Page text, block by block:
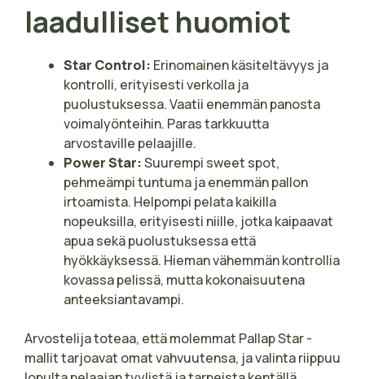
laadulliset huomiot
Star Control: Erinomainen käsiteltävyys ja
kontrolli, erityisesti verkolla ja
puolustuksessa. Vaatii enemmän panosta
voimalyönteihin. Paras tarkkuutta
arvostaville pelaajille.
Power Star:Suurempi sweet spot,
pehmeämpi tuntuma ja enemmän pallon
irtoamista. Helpompi pelata kaikilla
nopeuksilla, erityisesti niille, jotka kaipaavat
apua sekä puolustuksessa että
hyökkäyksessä. Hieman vähemmän kontrollia
kovassa pelissä, mutta kokonaisuutena
anteeksiantavampi.
Arvostelija toteaa, että molemmat Pallap Star -
mallit tarjoavat omat vahvuutensa, ja valinta riippuu